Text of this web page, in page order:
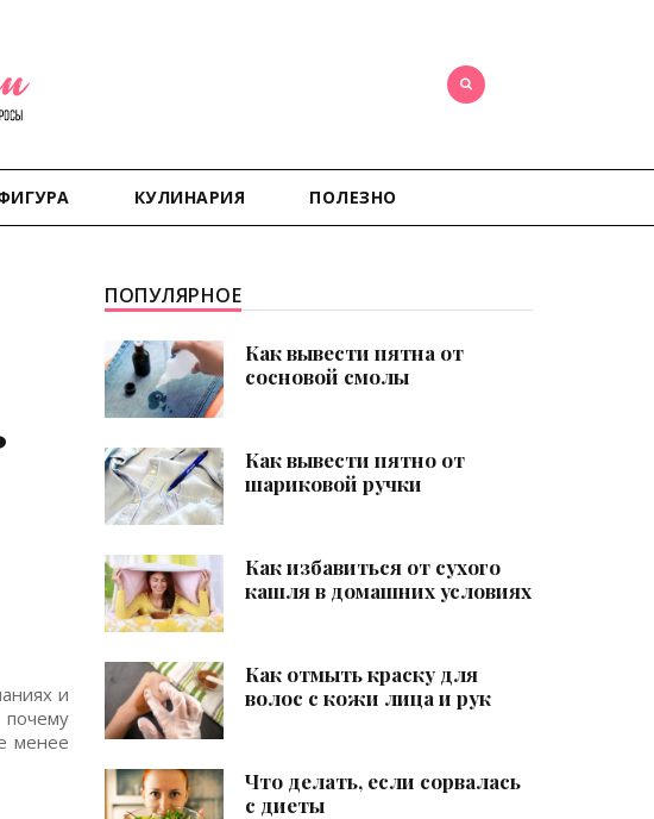
КУЛИНАРИЯ ПОЛЕЗНО
и
менее
ПОПУЛЯРНОЕ
Как вывести пятна от
сосновой смолы
Как вывести пятно от
шариковой ручки
Как избавиться от сухого
кашля в домашних условиях
Как отмыть краску для
волос с кожи лица и рук
Что делать, если сорвалась
с диеты